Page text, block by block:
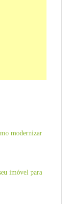
modernizar
imóvel para